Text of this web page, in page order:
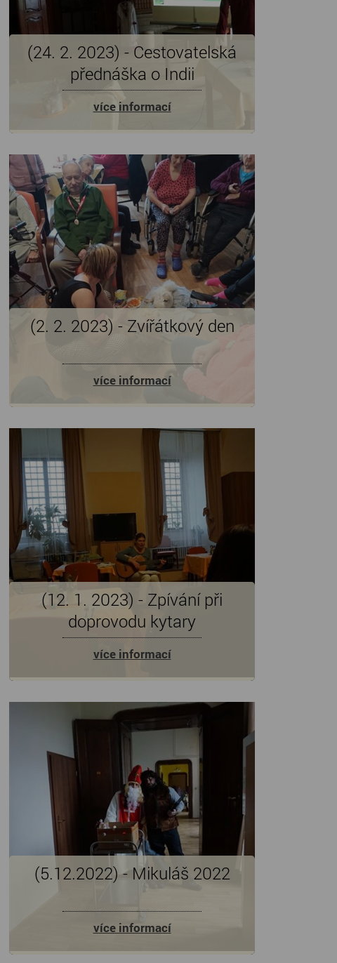
(24. 2. 2023) - Cestovatelská
přednáška o Indii
více informací
(2. 2. 2023) - Zvířátkový den
více informací
(12. 1. 2023) - Zpívání při
doprovodu kytary
více informací
(5.12.2022) - Mikuláš 2022
více informací